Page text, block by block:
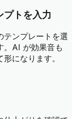
プトを入力
テンプレートを選
。AI が効果音も
になります。